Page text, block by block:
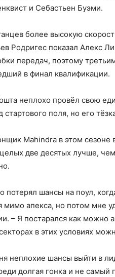
и Себастьен Буэми.
более высокую
Родригес показал Алекс
передач, поэтому
в финал квалификации.
неплохо провёл свою
стартового поля, но его
Mahindra в этом сезоне
две десятых лучше,
потерял шансы на поул,
мимо апекса, но потом мне
– Я постарался как можно
в этих условиях
неплохие шансы выйти в
долгая гонка и не самый